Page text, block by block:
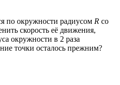
по окружности радиусом R со
скорость её движения,
окружности в 2 раза
точки осталось прежним?